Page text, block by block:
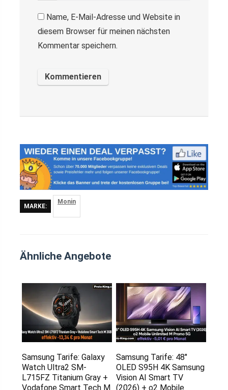
Name, E-Mail-Adresse und Website in
diesem Browser für meinen nächsten
Kommentar speichern.
MARKE:
Monin
Ähnliche Angebote
Samsung Tarife: Galaxy
Watch Ultra2 SM-
L715FZ Titanium Gray +
Vodafone Smart Tech M
Samsung Tarife: 48″
OLED S95H 4K Samsung
Vision AI Smart TV
(2026) + o2 Mobile